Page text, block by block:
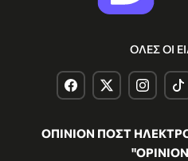
ΟΛΕΣ ΟΙ
ΟΠΙΝΙΟΝ ΠΟΣΤ